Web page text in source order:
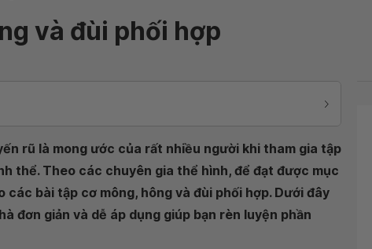
và đùi phối hợp
rũ là mong ước của rất nhiều người khi tham gia tập
thể. Theo các chuyên gia thể hình, để đạt được mục
bài tập cơ mông, hông và đùi phối hợp. Dưới đây
đơn giản và dễ áp dụng giúp bạn rèn luyện phần